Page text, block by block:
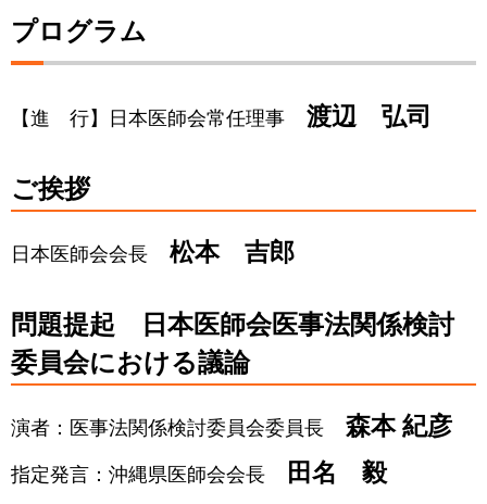
プログラム
【進 行】日本医師会常任理事 渡辺 弘司
ご挨拶
日本医師会会長 松本 吉郎
問題提起 日本医師会医事法関係検討
委員会における議論
演者：医事法関係検討委員会委員長 森本 紀彦
指定発言：沖縄県医師会会長 田名 毅